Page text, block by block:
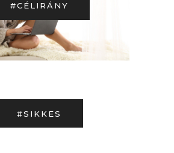
#CÉLIRÁNY
#SIKKES